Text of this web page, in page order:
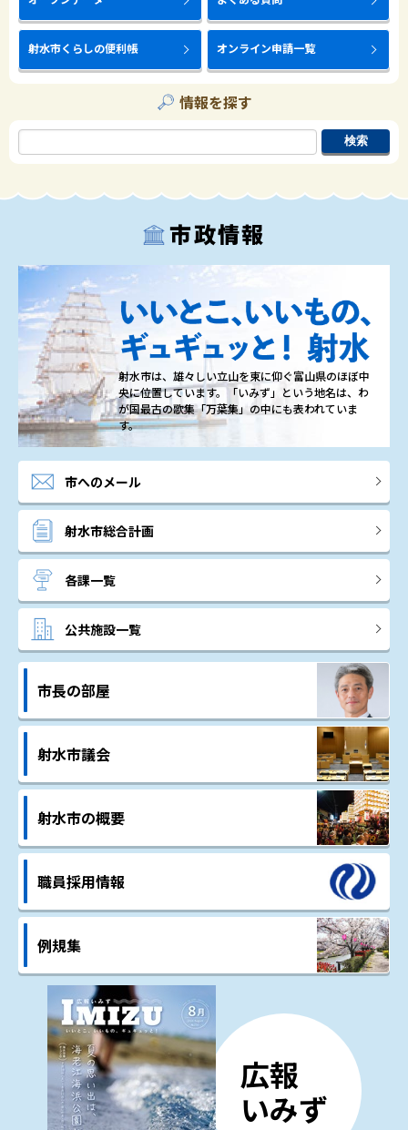
射水市くらしの便利帳 オンライン申請一覧
情報を探す
市政情報
広報
いみず
射水市は、雄々しい立山を東に仰ぐ富山県のほぼ中
央に位置しています。「いみず」という地名は、わ
が国最古の歌集「万葉集」の中にも表われていま
す。
市へのメール
射水市総合計画
各課一覧
公共施設一覧
市長の部屋
射水市議会
射水市の概要
職員採用情報
例規集